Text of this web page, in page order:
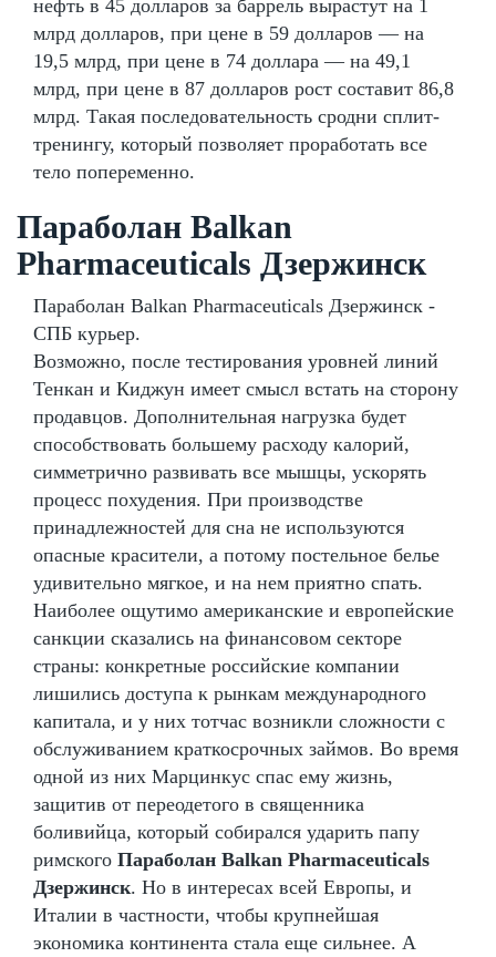
нефть в 45 долларов за баррель вырастут на 1
млрд долларов, при цене в 59 долларов — на
19,5 млрд, при цене в 74 доллара — на 49,1
млрд, при цене в 87 долларов рост составит 86,8
млрд. Такая последовательность сродни сплит-
тренингу, который позволяет проработать все
тело попеременно.
Параболан Balkan
Pharmaceuticals Дзержинск
Параболан Balkan Pharmaceuticals Дзержинск -
СПБ курьер.
Возможно, после тестирования уровней линий
Тенкан и Киджун имеет смысл встать на сторону
продавцов. Дополнительная нагрузка будет
способствовать большему расходу калорий,
симметрично развивать все мышцы, ускорять
процесс похудения. При производстве
принадлежностей для сна не используются
опасные красители, а потому постельное белье
удивительно мягкое, и на нем приятно спать.
Наиболее ощутимо американские и европейские
санкции сказались на финансовом секторе
страны: конкретные российские компании
лишились доступа к рынкам международного
капитала, и у них тотчас возникли сложности с
обслуживанием краткосрочных займов. Во время
одной из них Марцинкус спас ему жизнь,
защитив от переодетого в священника
боливийца, который собирался ударить папу
римского Параболан Balkan Pharmaceuticals
Дзержинск. Но в интересах всей Европы, и
Италии в частности, чтобы крупнейшая
экономика континента стала еще сильнее. А